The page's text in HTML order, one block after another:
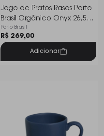
Jogo de Pratos Rasos Porto
Brasil Orgânico Onyx 26,5
Cm - 6 Peças
Porto Brasil
R$ 269,00
Adicionar